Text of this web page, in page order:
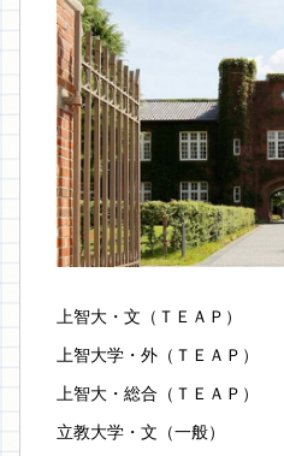
上智大・文（ＴＥＡＰ）
上智大学・外（ＴＥＡＰ）
上智大・総合（ＴＥＡＰ）
立教大学・文（一般）